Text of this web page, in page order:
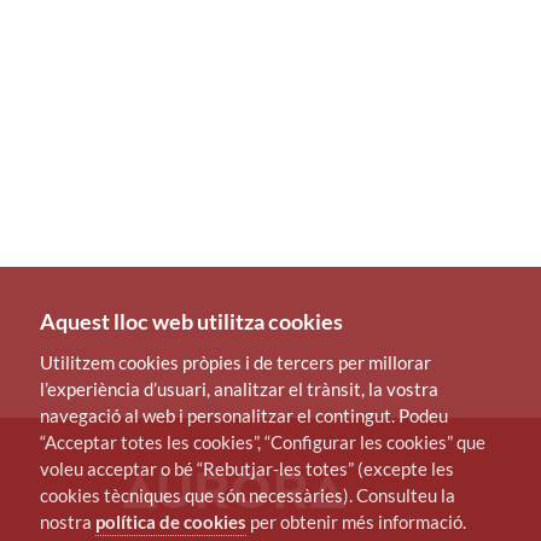
Aquest lloc web utilitza cookies
Utilitzem cookies pròpies i de tercers per millorar
l’experiència d’usuari, analitzar el trànsit, la vostra
navegació al web i personalitzar el contingut. Podeu
“Acceptar totes les cookies”, “Configurar les cookies” que
voleu acceptar o bé “Rebutjar-les totes” (excepte les
cookies tècniques que són necessàries). Consulteu la
nostra política de cookies per obtenir més informació.